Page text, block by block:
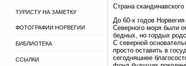
ТУРИСТУ НА ЗАМЕТКУ
ФОТОГРАФИИ НОРВЕГИИ
БИБЛИОТЕКА
ССЫЛКИ
Страна
До 60-х годов
Северного моря были
бедных, но гордых
С северной
просто оставить в
сегодняшнее